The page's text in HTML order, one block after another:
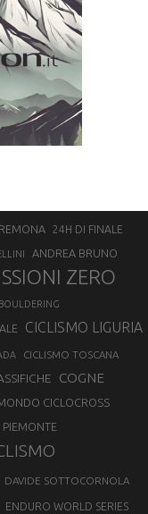
24H DI FINALE
ANDREA BRUNO
ZERO
BOULDERING
CICLISMO LIGURIA
CICLISMO TOSCANA
COGNE
CICLOCROSS
PIEMONTE
DAVIDE SOTTOCORNOLA
ENDURO WORLD SERIES